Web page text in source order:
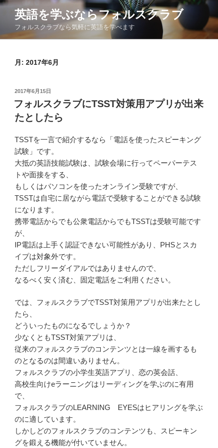
コ
ン
英語を学ぶならフォルスクラブ
フォルスクラブなら気軽に英語を学べます
月: 2017年6月
投
稿
日:
2017年6月15日
フォルスクラブにTSST対策用アプリが出来
たとしたら
TSSTを一言で紹介するなら「電話を使ったスピーキング
試験」です。
大抵の英語技能試験は、試験会場に行ってペーパーテス
トや面接をする、
もしくはパソコンを使ったオンライン受験ですが、
TSSTは自宅に居ながら電話で受験することができる試験
になります。
携帯電話からでも公衆電話からでもTSSTは受験可能です
が、
IP電話は上手く認証できない可能性があり、PHSとスカ
イプは対象外です。
ただしフリーダイアルではありませんので、
なるべく安く済む、固定電話をご利用ください。
では、フォルスクラブでTSST対策用アプリが出来たとし
たら、
どういったものになるでしょうか？
少なくともTSST対策アプリは、
従来のフォルスクラブのコンテンツとは一線を画するも
のとなるのは間違いありません。
フォルスクラブの小学生英語アプリ、恋の英会話、
高校生向けeラーニングはリーディングを学ぶのに有用
で、
フォルスクラブのLEARNING EYESはヒアリングを学ぶ
のに適しています。
しかしどのフォルスクラブのコンテンツも、スピーキン
グを鍛える機能が付いていません。